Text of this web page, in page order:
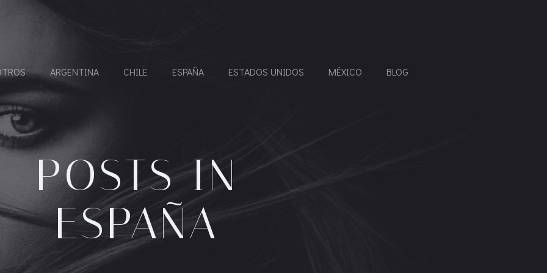
ARGENTINA CHILE ESPAÑA ESTADOS UNIDOS MÉXICO BLOG
POSTS IN
ESPAÑA